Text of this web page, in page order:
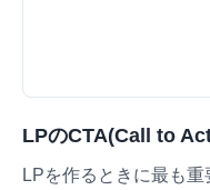
LPのCTA(Call to
LPを作るときに最も